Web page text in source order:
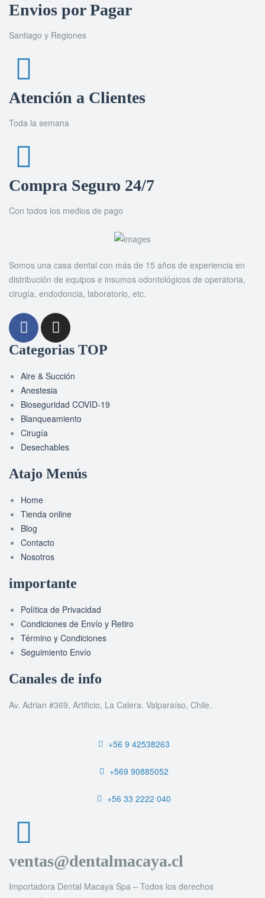
Envios por Pagar
Santiago y Regiones
Atención a Clientes
Toda la semana
Compra Seguro 24/7
Con todos los medios de pago
Somos una casa dental con más de 15 años de experiencia en
distribución de equipos e insumos odontológicos de operatoria,
cirugía, endodoncia, laboratorio, etc.
Categorias TOP
Aire & Succión
Anestesia
Bioseguridad COVID-19
Blanqueamiento
Cirugía
Desechables
Atajo Menús
Home
Tienda online
Blog
Contacto
Nosotros
importante
Política de Privacidad
Condiciones de Envío y Retiro
Término y Condiciones
Seguimiento Envío
Canales de info
Av. Adrian #369, Artificio, La Calera. Valparaíso, Chile.
+56 9 42538263
+569 90885052
+56 33 2222 040
ventas@dentalmacaya.cl
Importadora Dental Macaya Spa – Todos los derechos